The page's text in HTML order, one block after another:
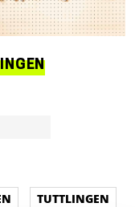
TUTTLINGEN